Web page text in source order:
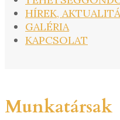
HÍREK,
GALÉRIA
KAPCSOLAT
Munkatársak